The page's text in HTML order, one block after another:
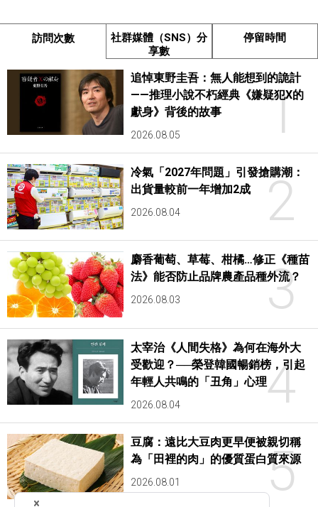
訪問次數
社群媒體（SNS）分
享數
停留時間
1
追悼東野圭吾：無人能想到的詭計
——推理小說不朽經典《嫌疑犯X的
獻身》背後的故事
2026.08.05
2
冷氣「2027年問題」引發搶購潮：
出貨量較前一年增加2成
2026.08.04
3
麝香葡萄、草莓、柑橘…修正《種苗
法》能否防止品牌農產品種外流？
2026.08.03
4
太宰治《人間失格》為何在海外大
受歡迎？──榮登韓國暢銷榜，引起
年輕人共鳴的「丑角」心理
2026.08.04
5
豆腐：遠比大豆肉更早便被親切稱
為「田裡的肉」的優質蛋白質來源
2026.08.01